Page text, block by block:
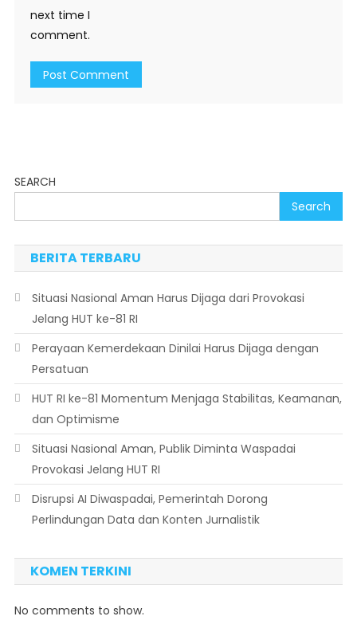
next time I
comment.
SEARCH
Search
BERITA TERBARU
Situasi Nasional Aman Harus Dijaga dari Provokasi
Jelang HUT ke-81 RI
Perayaan Kemerdekaan Dinilai Harus Dijaga dengan
Persatuan
HUT RI ke-81 Momentum Menjaga Stabilitas, Keamanan,
dan Optimisme
Situasi Nasional Aman, Publik Diminta Waspadai
Provokasi Jelang HUT RI
Disrupsi AI Diwaspadai, Pemerintah Dorong
Perlindungan Data dan Konten Jurnalistik
KOMEN TERKINI
No comments to show.